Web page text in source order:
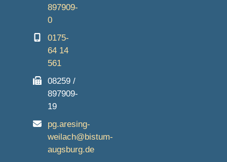
897909-
0
0175-
64 14
561
08259 /
897909-
19
pg.aresing-
weilach@bistum-
augsburg.de